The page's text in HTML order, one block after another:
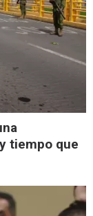
tiempo que